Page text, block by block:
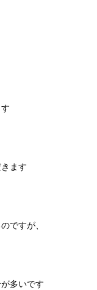
ます
ですが、
多いです